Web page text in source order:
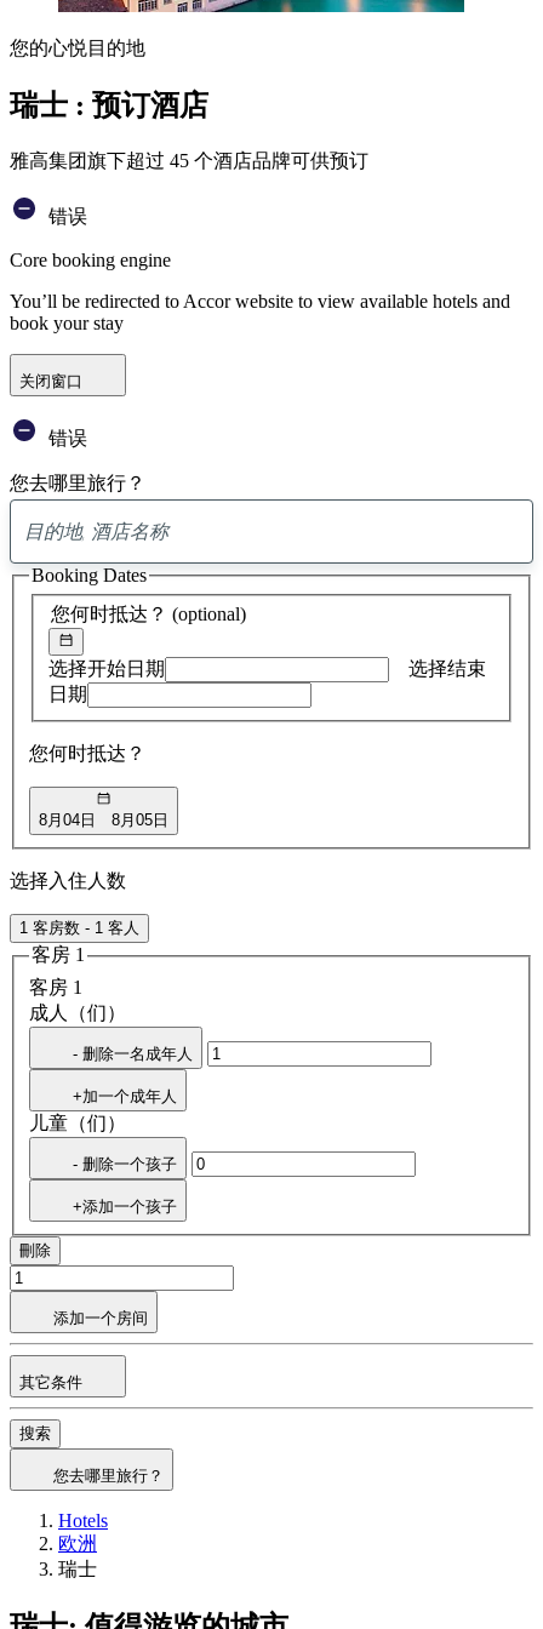
您的心悦目的地
瑞士 : 预订酒店
雅高集团旗下超过 45 个酒店品牌可供预订
错误
Core booking engine
You’ll be redirected to Accor website to view available hotels and
book your stay
关闭窗口
错误
您去哪里旅行？
找
到
您何时抵达？ (optional)
选择开始日期
选择结束
日期
您何时抵达？
8月04日 8月05日
Booking Dates
选择入住人数
1 客房数 - 1 客人
客房 1
客房 1
成人（们）
- 删除一名成年人
+加一个成年人
儿童（们）
- 删除一个孩子
+添加一个孩子
刪除
添加一个房间
其它条件
搜索
您去哪里旅行？
Hotels
欧洲
瑞士